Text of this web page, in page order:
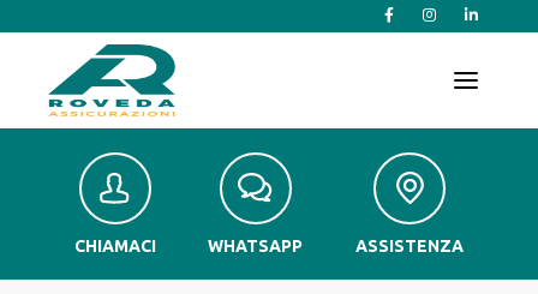
T
v
g
CHIAMACI WHATSAPP ASSISTENZA